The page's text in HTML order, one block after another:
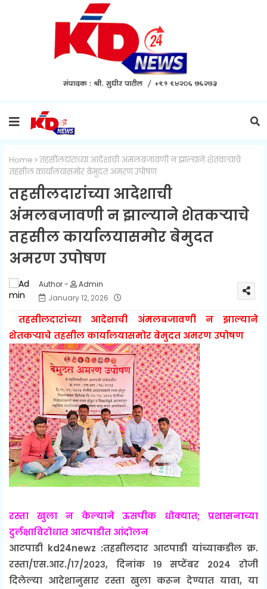
Home
तहसीलदारांच्या आदेशाची अंमलबजावणी न झाल्याने शेतकऱ्याचे
तहसील कार्यालयासमोर बेमुदत अमरण उपोषण
तहसीलदारांच्या आदेशाची
अंमलबजावणी न झाल्याने शेतकऱ्याचे
तहसील कार्यालयासमोर बेमुदत
अमरण उपोषण
Admin
January 12, 2026
तहसीलदारांच्या आदेशाची अंमलबजावणी न झाल्याने
शेतकऱ्याचे तहसील कार्यालयासमोर बेमुदत अमरण उपोषण
रस्ता खुला न केल्याने ऊसपीक धोक्यात; प्रशासनाच्या
दुर्लक्षाविरोधात आटपाडीत आंदोलन
आटपाडी kd24newz :तहसीलदार आटपाडी यांच्याकडील क्र.
रस्ता/एस.आर./१७/२०२३, दिनांक १९ सप्टेंबर २०२४ रोजी
दिलेल्या आदेशानुसार रस्ता खुला करून देण्यात यावा, या